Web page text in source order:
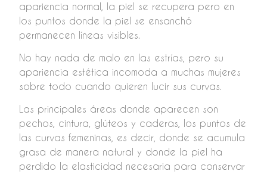
apariencia normal, la piel se recupera pero en
los puntos donde la piel se ensanchó
permanecen líneas visibles.
No hay nada de malo en las estrías, pero su
apariencia estética incomoda a muchas mujeres
sobre todo cuando quieren lucir sus curvas.
Las principales áreas donde aparecen son
pechos, cintura, glúteos y caderas, los puntos de
las curvas femeninas, es decir, donde se acumula
grasa de manera natural y donde la piel ha
perdido la elasticidad necesaria para conservar